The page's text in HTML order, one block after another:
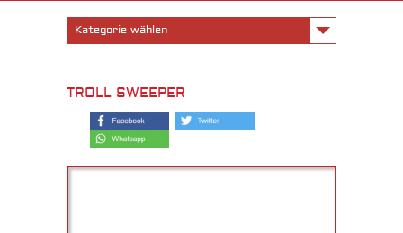
Kategorie wählen
TROLL SWEEPER